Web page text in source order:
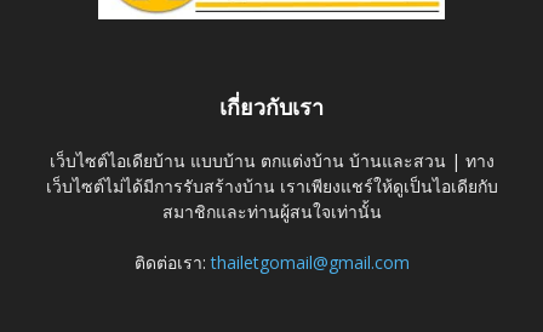
เกี่ยวกับเรา
เว็บไซต์ไอเดียบ้าน แบบบ้าน ตกแต่งบ้าน บ้านและสวน | ทาง
เว็บไซต์ไม่ได้มีการรับสร้างบ้าน เราเพียงแชร์ให้ดูเป็นไอเดียกับ
สมาชิกและท่านผู้สนใจเท่านั้น
ติดต่อเรา:thailetgomail@gmail.com